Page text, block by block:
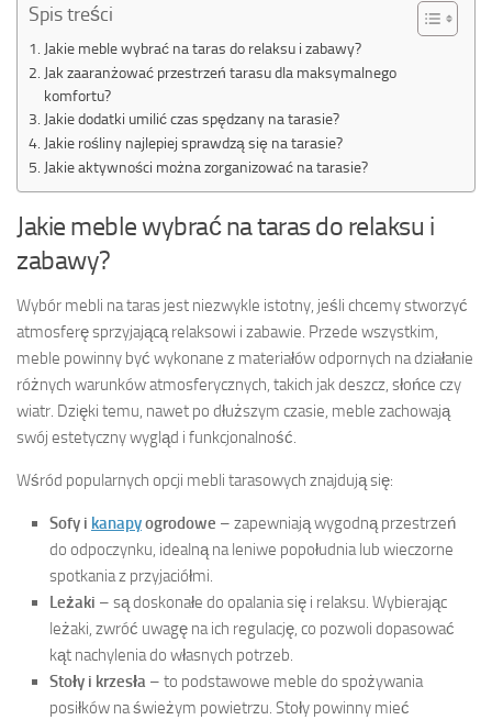
Spis treści
Jakie meble wybrać na taras do relaksu i zabawy?
Jak zaaranżować przestrzeń tarasu dla maksymalnego
komfortu?
Jakie dodatki umilić czas spędzany na tarasie?
Jakie rośliny najlepiej sprawdzą się na tarasie?
Jakie aktywności można zorganizować na tarasie?
Jakie meble wybrać na taras do relaksu i
zabawy?
Wybór mebli na taras jest niezwykle istotny, jeśli chcemy stworzyć
atmosferę sprzyjającą relaksowi i zabawie. Przede wszystkim,
meble powinny być wykonane z materiałów odpornych na działanie
różnych warunków atmosferycznych, takich jak deszcz, słońce czy
wiatr. Dzięki temu, nawet po dłuższym czasie, meble zachowają
swój estetyczny wygląd i funkcjonalność.
Wśród popularnych opcji mebli tarasowych znajdują się:
Sofy i kanapyogrodowe – zapewniają wygodną przestrzeń
do odpoczynku, idealną na leniwe popołudnia lub wieczorne
spotkania z przyjaciółmi.
Leżaki – są doskonałe do opalania się i relaksu. Wybierając
leżaki, zwróć uwagę na ich regulację, co pozwoli dopasować
kąt nachylenia do własnych potrzeb.
Stoły i krzesła – to podstawowe meble do spożywania
posiłków na świeżym powietrzu. Stoły powinny mieć